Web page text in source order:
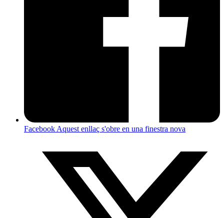
Facebook Aquest enllaç s'obre en una finestra nova